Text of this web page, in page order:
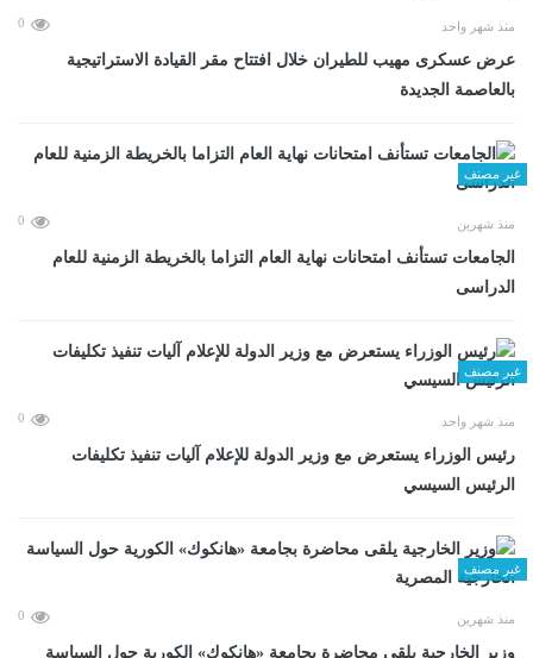
منذ شهر واحد 0
عرض عسكرى مهيب للطيران خلال افتتاح مقر القيادة الاستراتيجية
بالعاصمة الجديدة
غير مصنف
منذ شهرين 0
الجامعات تستأنف امتحانات نهاية العام التزاما بالخريطة الزمنية للعام
الدراسى
غير مصنف
منذ شهر واحد 0
رئيس الوزراء يستعرض مع وزير الدولة للإعلام آليات تنفيذ تكليفات
الرئيس السيسي
غير مصنف
منذ شهرين 0
وزير الخارجية يلقى محاضرة بجامعة «هانكوك» الكورية حول السياسة